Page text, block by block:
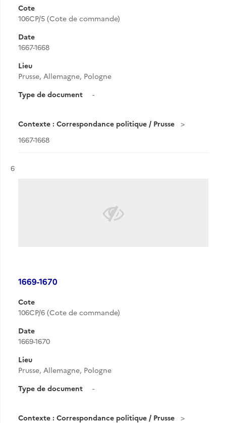
Cote
106CP/5 (Cote de commande)
Date
1667-1668
Lieu
Prusse, Allemagne, Pologne
Type de document
-
Contexte : Correspondance politique / Prusse
1667-1668
Résultat n°
6
1669-1670
Cote
106CP/6 (Cote de commande)
Date
1669-1670
Lieu
Prusse, Allemagne, Pologne
Type de document
-
Contexte : Correspondance politique / Prusse